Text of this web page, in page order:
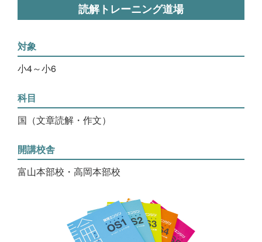
読解トレーニング道場
対象
小4～小6
科目
国（文章読解・作文）
開講校舎
富山本部校・高岡本部校